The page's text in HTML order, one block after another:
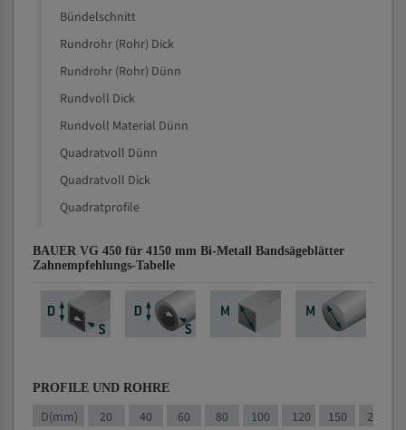
Bündelschnitt
Rundrohr (Rohr) Dick
Rundrohr (Rohr) Dünn
Rundvoll Dick
Rundvoll Material Dünn
Quadratvoll Dünn
Quadratvoll Dick
Quadratprofile
BAUER VG 450 für 4150 mm Bi-Metall Bandsägeblätter
Zahnempfehlungs-Tabelle
PROFILE UND ROHRE
D(mm) 20 40 60 80 100 120 150 200